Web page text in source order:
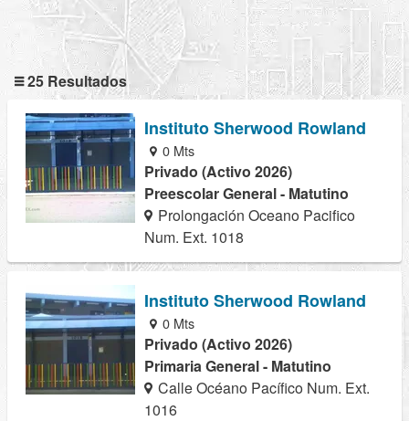
25 Resultados
Instituto Sherwood Rowland
0 Mts
Privado (Activo 2026)
Preescolar General - Matutino
Prolongación Oceano Pacifico
Num. Ext. 1018
Instituto Sherwood Rowland
0 Mts
Privado (Activo 2026)
Primaria General - Matutino
Calle Océano Pacífico Num. Ext.
1016